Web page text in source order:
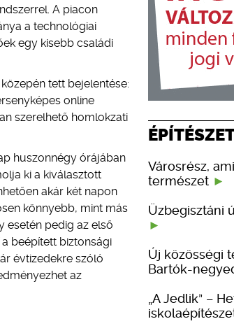
A piacon
a technológiai
egy kisebb családi
tett bejelentése:
online
szerelhető homlokzati
huszonnégy órájában
ki a kiválasztott
akár két napon
könnyebb, mint más
esetén pedig az első
beépített biztonsági
évtizedekre szóló
az
Városrész,
természet
Üzbegisztáni
Új közösségi
Bartók-
„A Jedlik” –